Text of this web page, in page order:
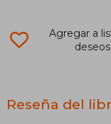
Agregar a
deseos
Reseña del